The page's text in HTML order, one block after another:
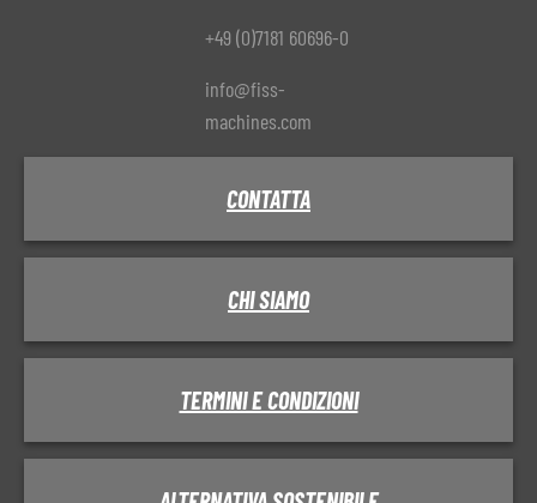
+49 (0)7181 60696-0
info@fiss-
machines.com
CONTATTA
CHI SIAMO
TERMINI E CONDIZIONI